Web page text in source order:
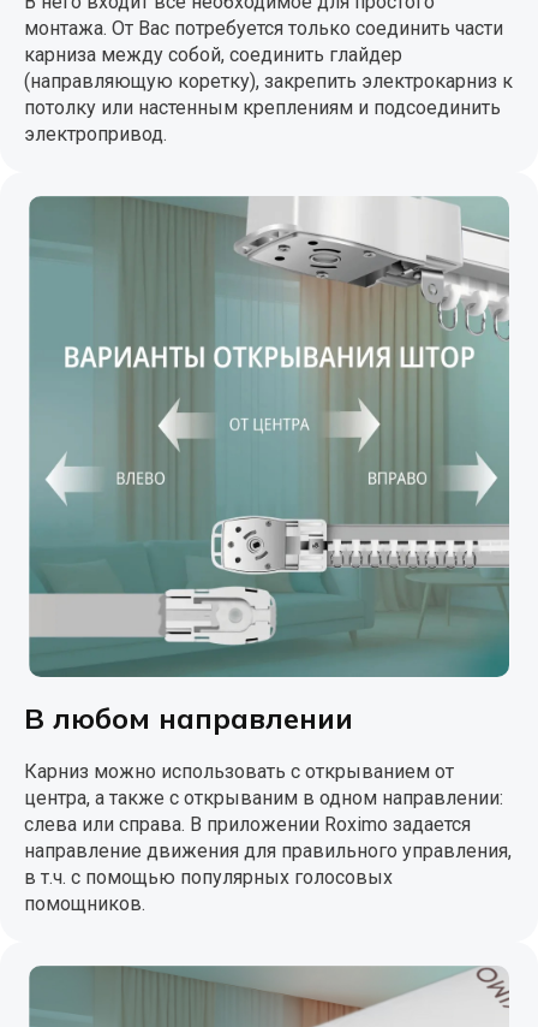
монтажа. От Вас потребуется только соединить части
карниза между собой, соединить глайдер
(направляющую коретку), закрепить электрокарниз к
потолку или настенным креплениям и подсоединить
электропривод.
В любом направлении
Карниз можно использовать с открыванием от
центра, а также с открываним в одном направлении:
слева или справа. В приложении Roximo задается
направление движения для правильного управления,
в т.ч. с помощью популярных голосовых
помощников.